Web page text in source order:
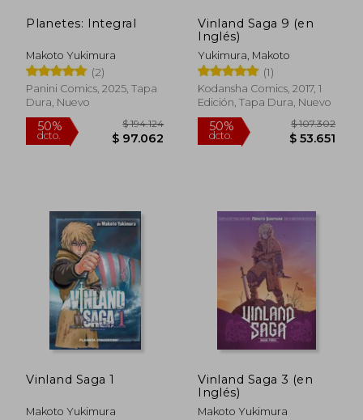
Planetes: Integral
Makoto Yukimura
(2)
Panini Comics, 2025, Tapa
Dura, Nuevo
Vinland Saga 9 (en
Inglés)
Yukimura, Makoto
(1)
Kodansha Comics, 2017, 1
Edición, Tapa Dura, Nuevo
Vinland Saga 1
Makoto Yukimura
Vinland Saga 3 (en
Inglés)
Makoto Yukimura